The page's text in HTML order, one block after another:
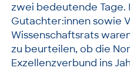
zwei bedeutende Tage.
Gutachter:innen sowie
Wissenschaftsrats
zu beurteilen, ob die
Exzellenzverbund ins